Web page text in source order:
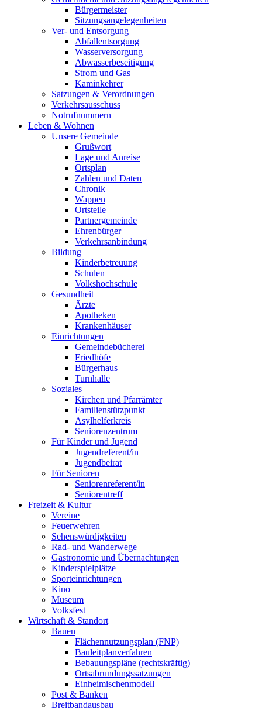
Bürgermeister
Sitzungsangelegenheiten
Ver- und Entsorgung
Abfallentsorgung
Wasserversorgung
Abwasserbeseitigung
Strom und Gas
Kaminkehrer
Satzungen & Verordnungen
Verkehrsausschuss
Notrufnummern
Leben & Wohnen
Unsere Gemeinde
Grußwort
Lage und Anreise
Ortsplan
Zahlen und Daten
Chronik
Wappen
Ortsteile
Partnergemeinde
Ehrenbürger
Verkehrsanbindung
Bildung
Kinderbetreuung
Schulen
Volkshochschule
Gesundheit
Ärzte
Apotheken
Krankenhäuser
Einrichtungen
Gemeindebücherei
Friedhöfe
Bürgerhaus
Turnhalle
Soziales
Kirchen und Pfarrämter
Familienstützpunkt
Asylhelferkreis
Seniorenzentrum
Für Kinder und Jugend
Jugendreferent/in
Jugendbeirat
Für Senioren
Seniorenreferent/in
Seniorentreff
Freizeit & Kultur
Vereine
Feuerwehren
Sehenswürdigkeiten
Rad- und Wanderwege
Gastronomie und Übernachtungen
Kinderspielplätze
Sporteinrichtungen
Kino
Museum
Volksfest
Wirtschaft & Standort
Bauen
Flächennutzungsplan (FNP)
Bauleitplanverfahren
Bebauungspläne (rechtskräftig)
Ortsabrundungssatzungen
Einheimischenmodell
Post & Banken
Breitbandausbau